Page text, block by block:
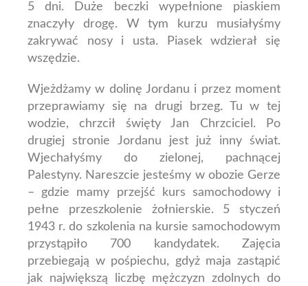
5 dni. Duże beczki wypełnione piaskiem
znaczyły drogę. W tym kurzu musiałyśmy
zakrywać nosy i usta. Piasek wdzierał się
wszędzie.
Wjeżdżamy w dolinę Jordanu i przez moment
przeprawiamy się na drugi brzeg. Tu w tej
wodzie, chrzcił święty Jan Chrzciciel. Po
drugiej stronie Jordanu jest już inny świat.
Wjechałyśmy do zielonej, pachnącej
Palestyny. Nareszcie jesteśmy w obozie Gerze
– gdzie mamy przejść kurs samochodowy i
pełne przeszkolenie żołnierskie. 5 styczeń
1943 r. do szkolenia na kursie samochodowym
przystąpiło 700 kandydatek. Zajęcia
przebiegają w pośpiechu, gdyż maja zastąpić
jak największą liczbę mężczyzn zdolnych do